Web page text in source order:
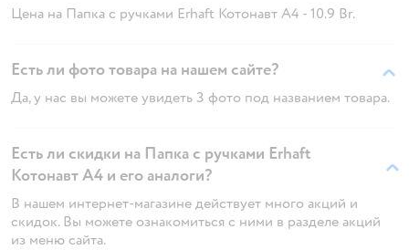
Цена на Папка с ручками Erhaft Котонавт А4 - 10.9 Br.
Есть ли фото товара на нашем сайте?
Да, у нас вы можете увидеть 3 фото под названием товара.
Есть ли скидки на Папка с ручками Erhaft
Котонавт А4 и его аналоги?
В нашем интернет-магазине действует много акций и
скидок. Вы можете ознакомиться с ними в разделе акций
из меню сайта.